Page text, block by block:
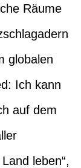
Räume
globalen
Ich kann
auf dem
leben“,